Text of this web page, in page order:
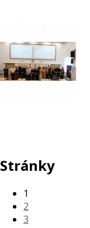
Stránky
1
2
3